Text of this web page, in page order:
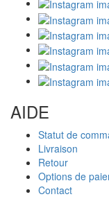
AIDE
Statut de
Livraison
Retour
Options de
Contact